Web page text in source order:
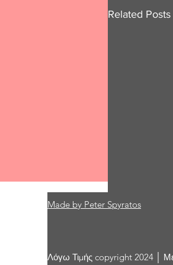
Related Posts
Comments
Write a
Made by Peter Spyratos
Λόγω Τιμής copyright 2024 │